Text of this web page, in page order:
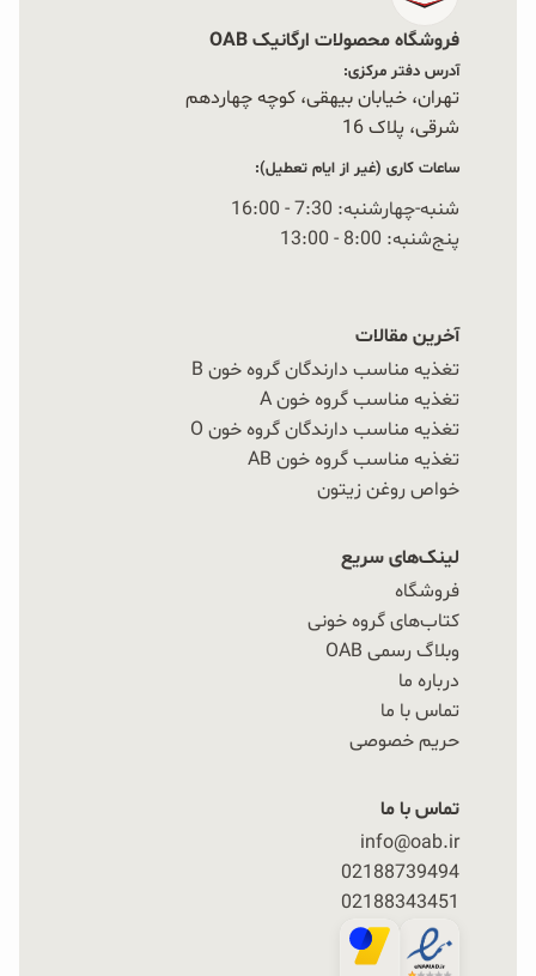
فروشگاه محصولات ارگانیک OAB
آدرس دفتر مرکزی:
تهران، خیابان بیهقی، کوچه چهاردهم
شرقی، پلاک 16‭
ساعات کاری (غیر از ایام تعطیل):
شنبه-چهارشنبه: 7:30 - 16:00
پنج‌شنبه: 8:00 - 13:00
آخرین مقالات
تغذیه مناسب دارندگان گروه خون B
تغذیه مناسب گروه خون A
تغذیه مناسب دارندگان گروه خون O
تغذیه مناسب گروه خون AB
خواص روغن زیتون
لینک‌های سریع
فروشگاه
کتاب‌های گروه خونی
وبلاگ رسمی OAB
درباره ما
تماس با ما
حریم خصوصی
تماس با ما
info@oab.ir
02188739494
02188343451